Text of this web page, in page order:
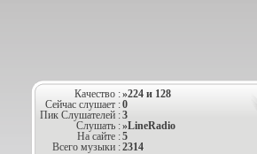
Качество :»224 и 128
Сейчас слушает :0
Пик Слушателей :3
Слушать :»LineRadio
На сайте :5
Всего музыки :2314